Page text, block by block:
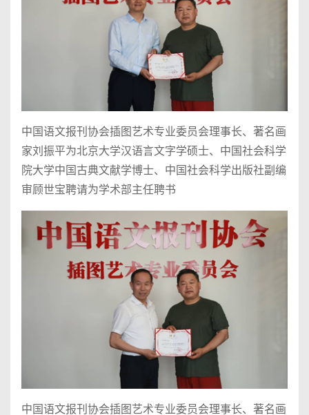
中国语文报刊协会插图艺术专业委员会理事长、著名画
家刘振平为北京大学汉语言文字学硕士、中国社会科学
院大学中国古典文献学博士、中国社会科学出版社副编
审顾世宝聘请为学术部主任聘书
中国语文报刊协会插图艺术专业委员会理事长、著名画